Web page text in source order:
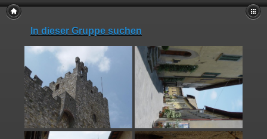
In dieser Gruppe suchen